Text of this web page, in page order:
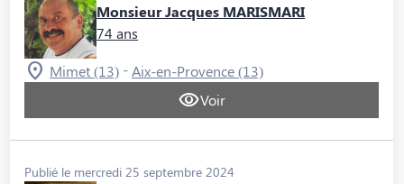
Monsieur Jacques MARISMARI
74 ans
Mimet (13) - Aix-en-Provence (13)
Voir
Publié le mercredi 25 septembre 2024